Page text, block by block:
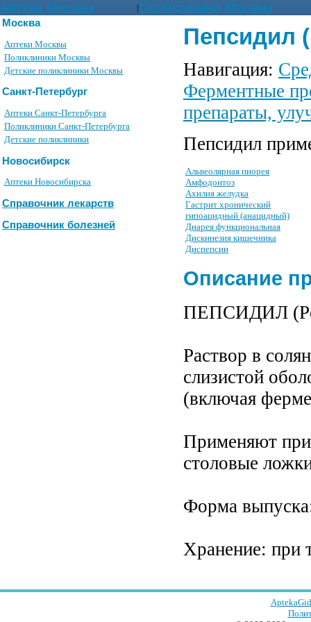
Аптеки Москвы | Поликлиники Москвы
Москва
Аптеки Москвы
Поликлиники Москвы
Детские поликлиники Москвы
Санкт-Петербург
Аптеки Санкт-Петербурга
Поликлиники Санкт-Петербурга
Детские поликлиники
Новосибирск
Аптеки Новосибирска
Справочник лекарств
Справочник болезней
Пепсидил
Навигация:
Ферментные
препараты,
Пепсидил
Альвеолярная пиорея
Амфодонтоз
Ахилия желудка
Гастрит хронический
гипоацидный (анацидный)
Диарея функциональная
Дискинезия кишечника
Диспепсии
Описание
ПЕПСИДИЛ
Раствор в
слизистой
(включая
Применяют при
столовые
Форма
Хранение: при